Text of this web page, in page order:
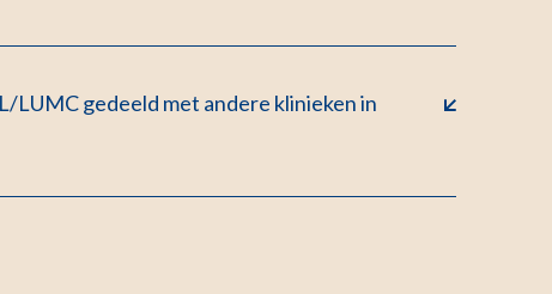
LUMC gedeeld met andere klinieken in